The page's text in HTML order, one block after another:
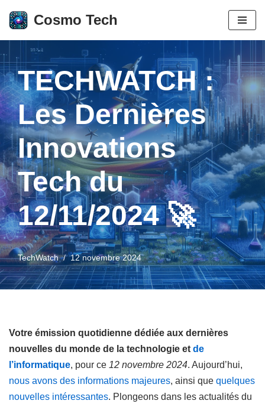
Aller
contenu
Cosmo Tech
TECHWATCH :
Les Dernières
Innovations
Tech du
12/11/2024 🚀
TechWatch 12 novembre 2024
Votre émission quotidienne dédiée aux dernières
nouvelles du monde de la technologie et de
l’informatique, pour ce 12 novembre 2024. Aujourd’hui,
nous avons des informations majeures, ainsi que quelques
nouvelles intéressantes. Plongeons dans les actualités du